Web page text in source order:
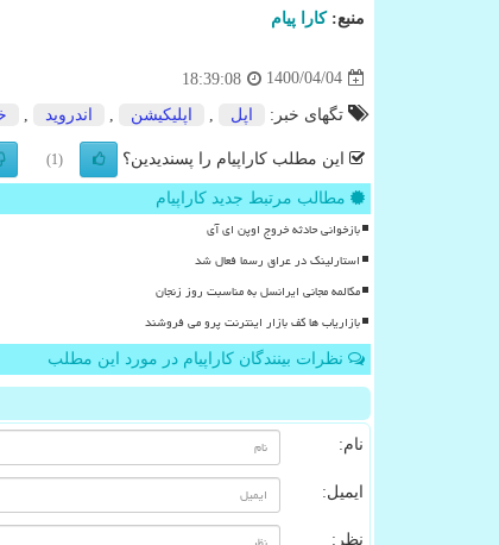
منبع:كارا پیام
1400/04/04
18:39:08
تگهای خبر: اپل اپلیكیشن اندروید
این مطلب کاراپیام را پسندیدین؟ (1)
مطالب مرتبط جدید کاراپیام
بازخوانی حادثه خروج اوپن ای آی
استارلینک در عراق رسما فعال شد
مکالمه مجانی ایرانسل به مناسبت روز زنجان
بازاریاب ها کف بازار اینترنت پرو می فروشند
نظرات بینندگان کاراپیام در مورد این مطلب
نام:
ایمیل:
نظر: